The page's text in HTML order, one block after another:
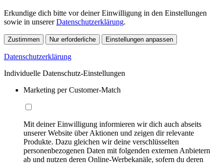
Erkundige dich bitte vor deiner Einwilligung in den Einstellungen
sowie in unsererDatenschutzerklärung.
Zustimmen Nur erforderliche Einstellungen anpassen
Datenschutzerklärung
Individuelle Datenschutz-Einstellungen
Marketing per Customer-Match
Mit deiner Einwilligung informieren wir dich auch abseits
unserer Website über Aktionen und zeigen dir relevante
Produkte. Dazu gleichen wir deine verschlüsselten
personenbezogenen Daten mit folgenden externen Anbietern
ab und nutzen deren Online-Werbekanäle, sofern du deren